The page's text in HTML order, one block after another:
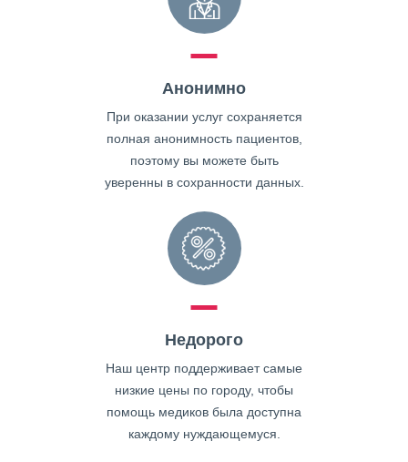
Анонимно
При оказании услуг сохраняется
полная анонимность пациентов,
поэтому вы можете быть
уверенны в сохранности данных.
Недорого
Наш центр поддерживает самые
низкие цены по городу, чтобы
помощь медиков была доступна
каждому нуждающемуся.